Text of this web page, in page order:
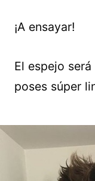
¡A ensayar!
El espejo
poses súper